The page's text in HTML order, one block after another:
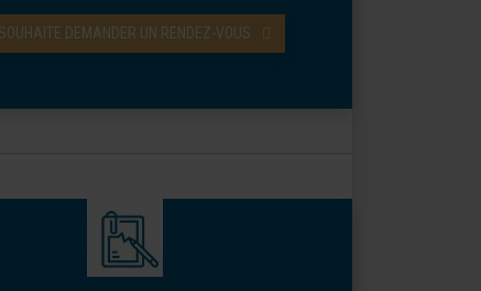
DEMANDER UN RENDEZ-VOUS